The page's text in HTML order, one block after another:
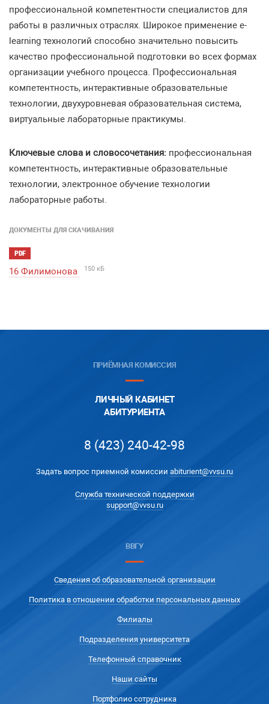
профессиональной компетентности специалистов для
работы в различных отраслях. Широкое применение e-
learning технологий способно значительно повысить
качество профессиональной подготовки во всех формах
организации учебного процесса. Профессиональная
компетентность, интерактивные образовательные
технологии, двухуровневая образовательная система,
виртуальные лабораторные практикумы.
Ключевые слова и словосочетания: профессиональная
компетентность, интерактивные образовательные
технологии, электронное обучение технологии
лабораторные работы.
ДОКУМЕНТЫ ДЛЯ СКАЧИВАНИЯ
PDF
16 Филимонова 150 кБ
ПРИЁМНАЯ КОМИССИЯ
ЛИЧНЫЙ КАБИНЕТ
АБИТУРИЕНТА
8 (423) 240-42-98
Задать вопрос приемной комиссии abiturient@vvsu.ru
Служба технической поддержки
support@vvsu.ru
ВВГУ
Сведения об образовательной организации
Политика в отношении обработки персональных данных
Филиалы
Подразделения университета
Телефонный справочник
Наши сайты
Портфолио сотрудника